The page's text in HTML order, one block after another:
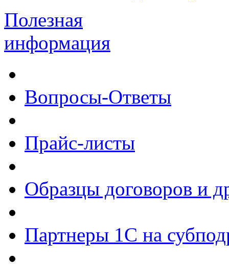
Полезная
информация
Вопросы-Ответы
Прайс-листы
Образцы договоров и
Партнеры 1С на